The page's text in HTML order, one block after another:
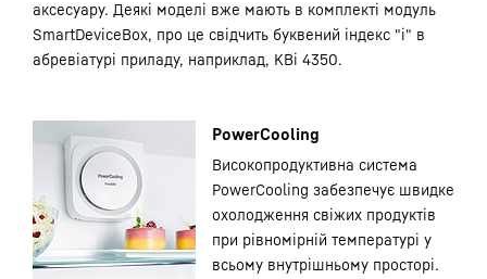
аксесуару. Деякі моделі вже мають в комплекті модуль
SmartDeviceBox, про це свідчить буквений індекс "i" в
абревіатурі приладу, наприклад, KBi 4350.
PowerCooling
Високопродуктивна система
PowerCooling забезпечує швидке
охолодження свіжих продуктів
при рівномірній температурі у
всьому внутрішньому просторі.